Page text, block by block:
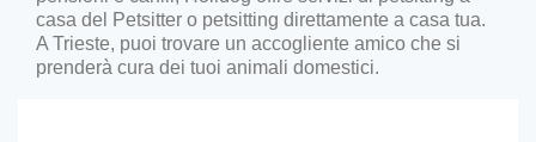
casa del Petsitter o petsitting direttamente a casa tua.
A Trieste, puoi trovare un accogliente amico che si
prenderà cura dei tuoi animali domestici.